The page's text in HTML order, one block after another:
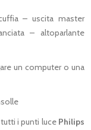
– uscita master
– altoparlante
un computer o una
i punti luce Philips